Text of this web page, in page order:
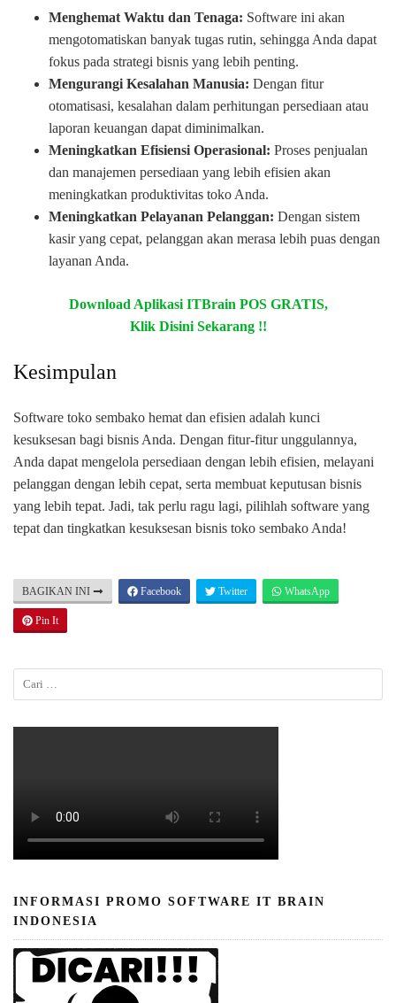
Menghemat Waktu dan Tenaga: Software ini akan
mengotomatiskan banyak tugas rutin, sehingga Anda dapat
fokus pada strategi bisnis yang lebih penting.
Mengurangi Kesalahan Manusia: Dengan fitur
otomatisasi, kesalahan dalam perhitungan persediaan atau
laporan keuangan dapat diminimalkan.
Meningkatkan Efisiensi Operasional: Proses penjualan
dan manajemen persediaan yang lebih efisien akan
meningkatkan produktivitas toko Anda.
Meningkatkan Pelayanan Pelanggan: Dengan sistem
kasir yang cepat, pelanggan akan merasa lebih puas dengan
layanan Anda.
Download Aplikasi ITBrain POS GRATIS,
Klik Disini Sekarang !!
Kesimpulan
Software toko sembako hemat dan efisien adalah kunci
kesuksesan bagi bisnis Anda. Dengan fitur-fitur unggulannya,
Anda dapat mengelola persediaan dengan lebih efisien, melayani
pelanggan dengan lebih cepat, serta membuat keputusan bisnis
yang lebih tepat. Jadi, tak perlu ragu lagi, pilihlah software yang
tepat dan tingkatkan kesuksesan bisnis toko sembako Anda!
BAGIKAN INI Facebook Twitter WhatsApp
Pin It
INFORMASI PROMO SOFTWARE IT BRAIN
INDONESIA